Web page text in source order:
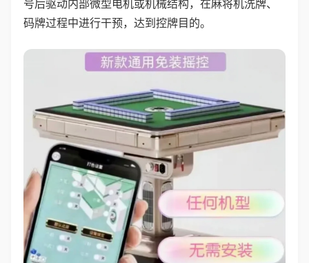
号后驱动内部微型电机或机械结构，在麻将机洗牌、
码牌过程中进行干预，达到控牌目的。